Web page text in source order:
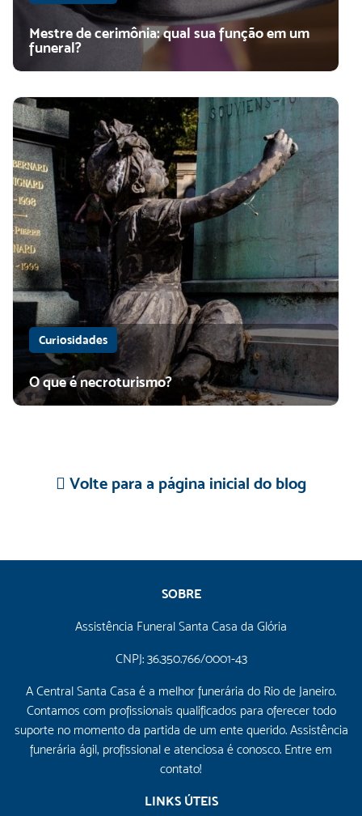
Mestre de cerimônia: qual sua função em um
funeral?
Curiosidades
O que é necroturismo?
Volte para a página inicial do blog
SOBRE
Assistência Funeral Santa Casa da Glória
CNPJ: 36.350.766/0001-43
A Central Santa Casa é a melhor funerária do Rio de Janeiro.
Contamos com profissionais qualificados para oferecer todo
suporte no momento da partida de um ente querido. Assistência
funerária ágil, profissional e atenciosa é conosco. Entre em
contato!
LINKS ÚTEIS